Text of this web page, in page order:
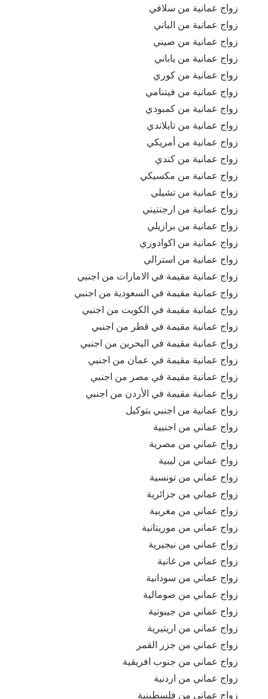
زواج عمانية من سلافي
زواج عمانية من الباني
زواج عمانية من صيني
زواج عمانية من ياباني
زواج عمانية من كوري
زواج عمانية من فيتنامي
زواج عمانية من كمبودي
زواج عمانية من تايلاندي
زواج عمانية من أمريكي
زواج عمانية من كندي
زواج عمانية من مكسيكي
زواج عمانية من تشيلي
زواج عمانية من ارجنتيني
زواج عمانية من برازيلي
زواج عمانية من اكوادوري
زواج عمانية من استرالي
زواج عمانية مقيمة في الامارات من اجنبي
زواج عمانية مقيمة في السعودية من اجنبي
زواج عمانية مقيمة في الكويت من اجنبي
زواج عمانية مقيمة في قطر من اجنبي
زواج عمانية مقيمة في البحرين من اجنبي
زواج عمانية مقيمة في عمان من اجنبي
زواج عمانية مقيمة في مصر من اجنبي
زواج عمانية مقيمة في الأردن من اجنبي
زواج عمانية من اجنبي بتوكيل
زواج عماني من اجنبية
زواج عماني من مصرية
زواح عماني من ليبية
زواج عماني من تونسية
زواج عماني من جزائرية
زواج عماني من مغربية
زواج عماني من موريتانية
زواج عماني من نيجيرية
زواج عماني من غانية
زواج عماني من سودانية
زواج عماني من صومالية
زواج عماني من جيبوتية
زواج عماني من اريتيرية
زواج عماني من جزر القمر
زواج عماني من جنوب افريقية
زواج عماني من اردنية
زواج عماني من فلسطينية